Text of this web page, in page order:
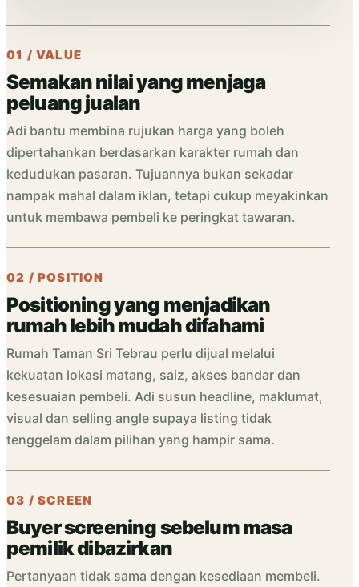
01 / VALUE
Semakan nilai yang menjaga
peluang jualan
Adi bantu membina rujukan harga yang boleh
dipertahankan berdasarkan karakter rumah dan
kedudukan pasaran. Tujuannya bukan sekadar
nampak mahal dalam iklan, tetapi cukup meyakinkan
untuk membawa pembeli ke peringkat tawaran.
02 / POSITION
Positioning yang menjadikan
rumah lebih mudah difahami
Rumah Taman Sri Tebrau perlu dijual melalui
kekuatan lokasi matang, saiz, akses bandar dan
kesesuaian pembeli. Adi susun headline, maklumat,
visual dan selling angle supaya listing tidak
tenggelam dalam pilihan yang hampir sama.
03 / SCREEN
Buyer screening sebelum masa
pemilik dibazirkan
Pertanyaan tidak sama dengan kesediaan membeli.